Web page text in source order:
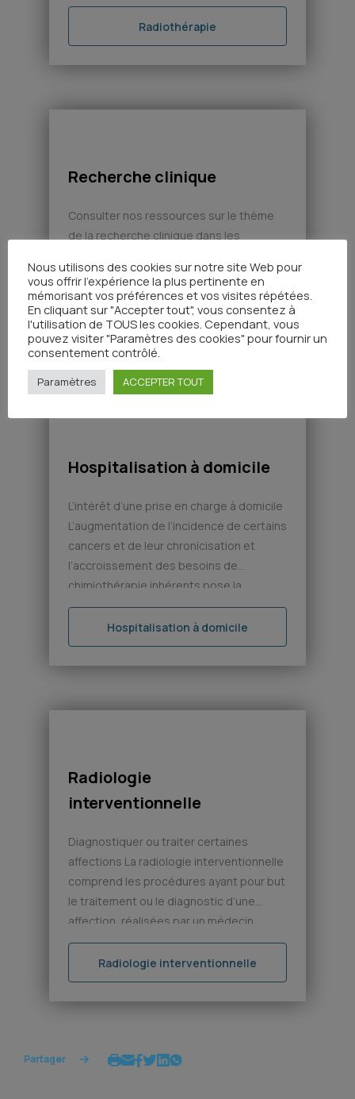
professionnels (radiothérapeutes,
physiciens, responsables qualité,
cadres) de 12 centres de radiothérapie
de la région Occitanie. L’objectif de ce
Radiothérapie
Recherche clinique
Consulter nos ressources sur le thème
de la recherche clinique dans les
Recherche clinique
Hospitalisation à domicile
L’intérêt d’une prise en charge à domicile
L’augmentation de l’incidence de certains
cancers et de leur chronicisation et
l’accroissement des besoins de
chimiothérapie inhérents pose la
question de l’intérêt d’une prise en
charge au domicile, aussi bien pour
améliorer le confort du patient (en lui
évitant des déplacements répétés et
Hospitalisation à domicile
Radiologie
interventionnelle
Diagnostiquer ou traiter certaines
affections La radiologie interventionnelle
comprend les procédures ayant pour but
le traitement ou le diagnostic d’une
affection, réalisées par un médecin
radiologue, sous contrôle d’un moyen
d’imagerie (fluoroscopie, échographie,
scanner, IRM). Dans le contexte de la
cancérologie, ces techniques peu
[…]
Radiologie interventionnelle
Partager
Nous utilisons des cookies sur notre site Web pour
vous offrir l'expérience la plus pertinente en
mémorisant vos préférences et vos visites répétées.
En cliquant sur "Accepter tout", vous consentez à
l'utilisation de TOUS les cookies. Cependant, vous
pouvez visiter "Paramètres des cookies" pour fournir un
consentement contrôlé.
Paramètres ACCEPTER TOUT